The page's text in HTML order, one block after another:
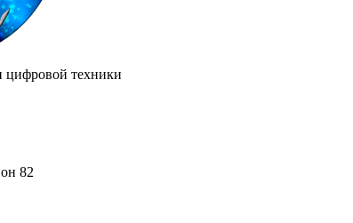
цифровой техники
82